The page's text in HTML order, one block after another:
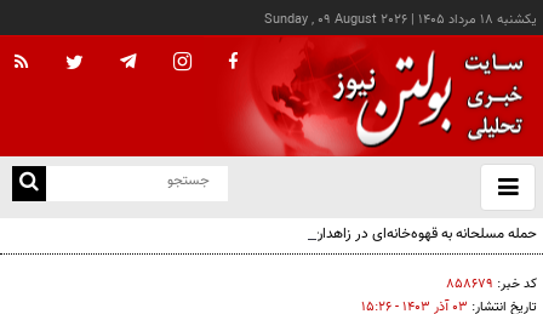
يکشنبه ۱۸ مرداد ۱۴۰۵ |
Sunday , 09 August 2026
باز
و
حمله مسلحانه به قهوه‌خانه‌ای در زاهدان؛ ۲ نفر جان باختند
کد خبر: ۸۵۸۶۷۹
تاریخ انتشار: ۰۳ آذر ۱۴۰۳ - ۱۵:۲۶